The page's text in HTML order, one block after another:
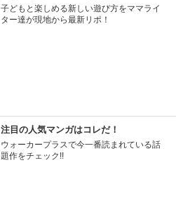
子どもと楽しめる新しい遊び方をママライ
ター達が現地から最新リポ！
注目の人気マンガはコレだ！
ウォーカープラスで今一番読まれている話
題作をチェック!!